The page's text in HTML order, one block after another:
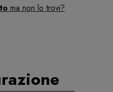
ma non lo trovi?